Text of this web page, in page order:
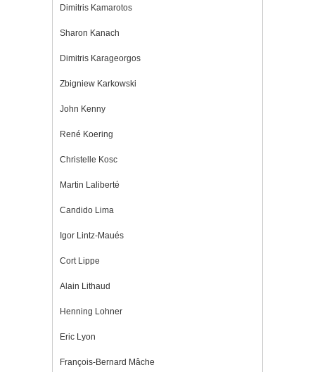
Dimitris Kamarotos
Sharon Kanach
Dimitris Karageorgos
Zbigniew Karkowski
John Kenny
René Koering
Christelle Kosc
Martin Laliberté
Candido Lima
Igor Lintz-Maués
Cort Lippe
Alain Lithaud
Henning Lohner
Eric Lyon
François-Bernard Mâche